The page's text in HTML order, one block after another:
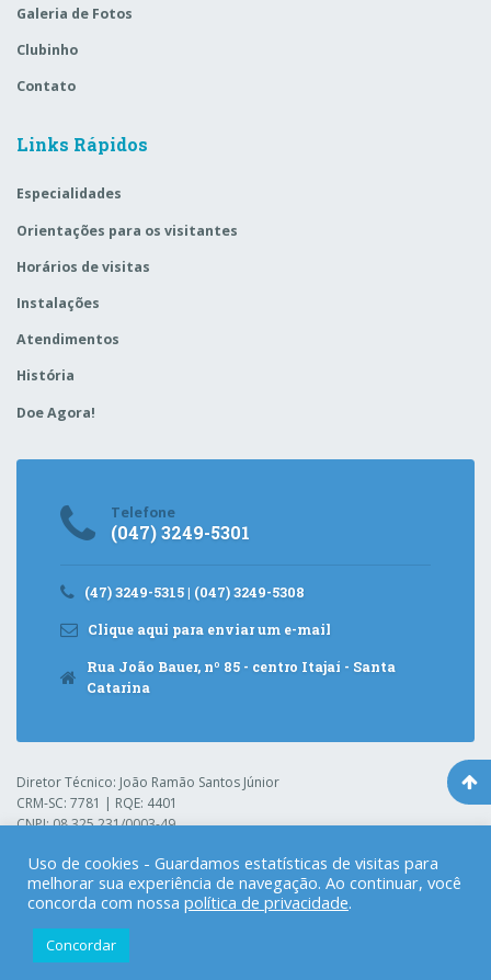
Galeria de Fotos
Clubinho
Contato
Links Rápidos
Especialidades
Orientações para os visitantes
Horários de visitas
Instalações
Atendimentos
História
Doe Agora!
Telefone
(047) 3249-5301
(47) 3249-5315 | (047) 3249-5308
Clique aqui para enviar um e-mail
Rua João Bauer, nº 85 - centro Itajaí - Santa
Catarina
Diretor Técnico: João Ramão Santos Júnior
CRM-SC: 7781 | RQE: 4401
CNPJ: 08.325.231/0003-49
Hospital Pequeno Anjo© 2021. Todos os direitos reservados.
Gerenciado por:
Uso de cookies - Guardamos estatísticas de visitas para
melhorar sua experiência de navegação. Ao continuar, você
concorda com nossa política de privacidade.
Concordar